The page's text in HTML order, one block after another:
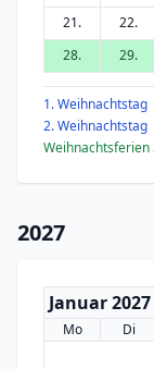
21.
22.
28.
29.
1. Weihnachtstag
2. Weihnachtstag
Weihnachtsferien
2027
Januar 2027
Mo Di